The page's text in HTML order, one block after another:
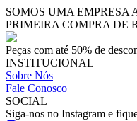
SOMOS UMA EMPRESA
PRIMEIRA COMPRA DE
Peças com até 50% de
INSTITUCIONAL
Sobre Nós
Fale Conosco
SOCIAL
Siga-nos no Instagram e